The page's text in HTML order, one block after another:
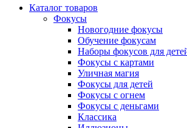
Каталог товаров
Фокусы
Новогодние фокусы
Обучение фокусам
Наборы фокусов для
Фокусы с картами
Уличная магия
Фокусы для детей
Фокусы с огнем
Фокусы с деньгами
Классика